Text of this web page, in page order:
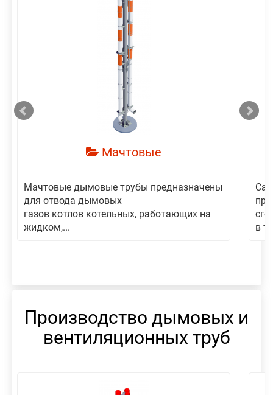
Мачтовые
Мачтовые дымовые трубы предназначены
для отвода дымовых
газов котлов котельных, работающих на
жидком,...
в
Производство дымовых и
вентиляционных труб